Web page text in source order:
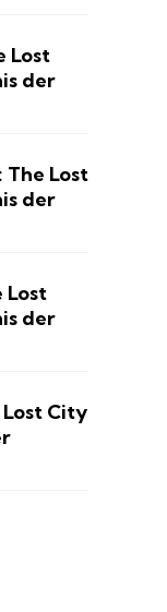
Lost
der
The Lost
der
Lost
der
Lost City